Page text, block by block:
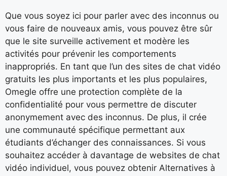
Que vous soyez ici pour parler avec des inconnus ou
vous faire de nouveaux amis, vous pouvez être sûr
que le site surveille activement et modère les
activités pour prévenir les comportements
inappropriés. En tant que l’un des sites de chat vidéo
gratuits les plus importants et les plus populaires,
Omegle offre une protection complète de la
confidentialité pour vous permettre de discuter
anonymement avec des inconnus. De plus, il crée
une communauté spécifique permettant aux
étudiants d’échanger des connaissances. Si vous
souhaitez accéder à davantage de websites de chat
vidéo individuel, vous pouvez obtenir Alternatives à